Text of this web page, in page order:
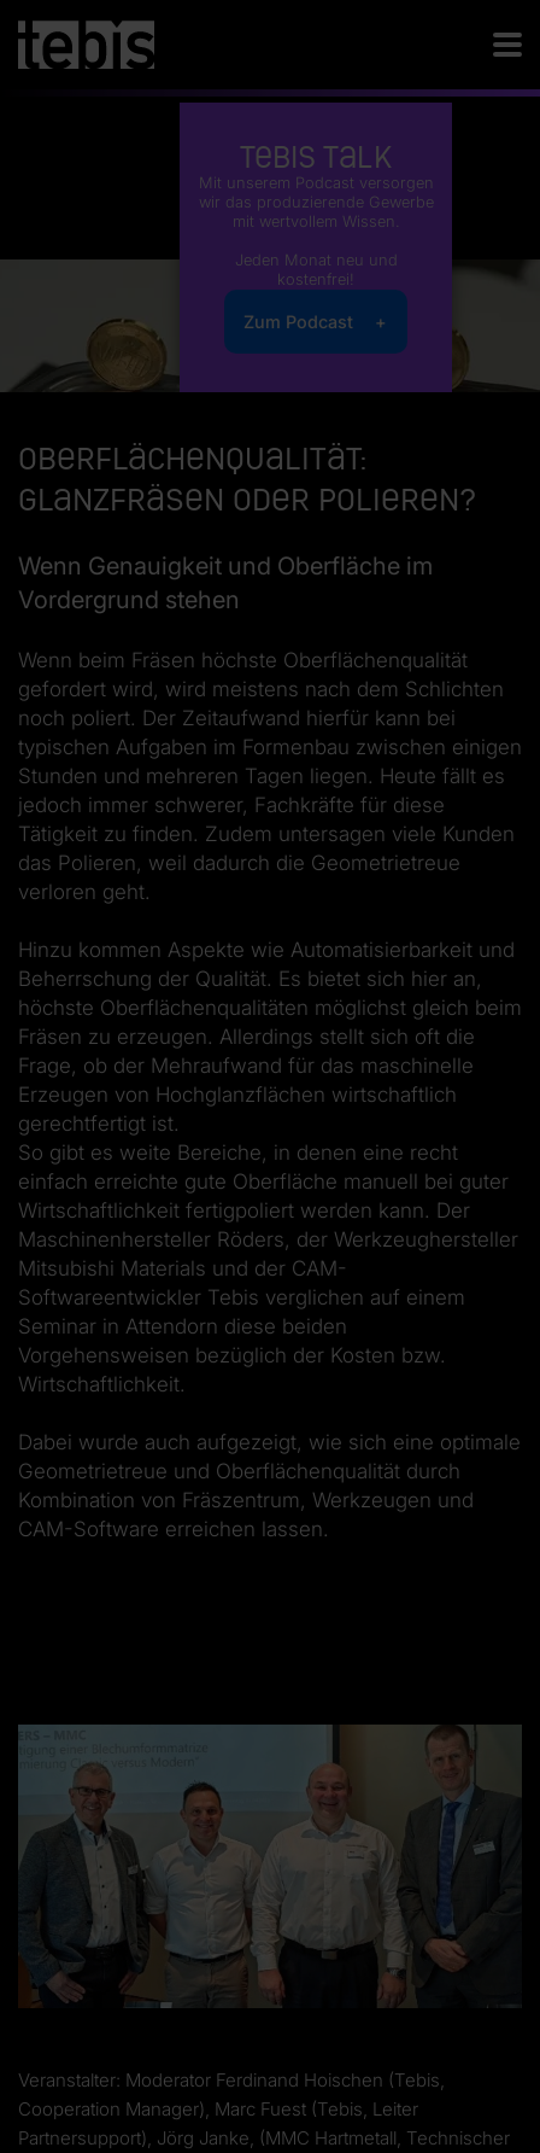
Tebis Talk
Mit unserem Podcast versorgen
wir das produzierende Gewerbe
mit wertvollem Wissen.
Jeden Monat neu und
kostenfrei!
Zum Podcast
Oberflächenqualität:
Glanzfräsen oder Polieren?
Wenn Genauigkeit und Oberfläche im
Vordergrund stehen
Wenn beim Fräsen höchste Oberflächenqualität
gefordert wird, wird meistens nach dem Schlichten
noch poliert. Der Zeitaufwand hierfür kann bei
typischen Aufgaben im Formenbau zwischen einigen
Stunden und mehreren Tagen liegen. Heute fällt es
jedoch immer schwerer, Fachkräfte für diese
Tätigkeit zu finden. Zudem untersagen viele Kunden
das Polieren, weil dadurch die Geometrietreue
verloren geht.
Hinzu kommen Aspekte wie Automatisierbarkeit und
Beherrschung der Qualität. Es bietet sich hier an,
höchste Oberflächenqualitäten möglichst gleich beim
Fräsen zu erzeugen. Allerdings stellt sich oft die
Frage, ob der Mehraufwand für das maschinelle
Erzeugen von Hochglanzflächen wirtschaftlich
gerechtfertigt ist.
So gibt es weite Bereiche, in denen eine recht
einfach erreichte gute Oberfläche manuell bei guter
Wirtschaftlichkeit fertigpoliert werden kann. Der
Maschinenhersteller Röders, der Werkzeughersteller
Mitsubishi Materials und der CAM-
Softwareentwickler Tebis verglichen auf einem
Seminar in Attendorn diese beiden
Vorgehensweisen bezüglich der Kosten bzw.
Wirtschaftlichkeit.
Dabei wurde auch aufgezeigt, wie sich eine optimale
Geometrietreue und Oberflächenqualität durch
Kombination von Fräszentrum, Werkzeugen und
CAM-Software erreichen lassen.
Veranstalter: Moderator Ferdinand Hoischen (Tebis,
Cooperation Manager), Marc Fuest (Tebis, Leiter
Partnersupport), Jörg Janke, (MMC Hartmetall, Technischer